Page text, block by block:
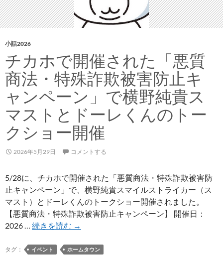
ナ
ー
シ
小話2026
チカホで開催された「悪質
商法・特殊詐欺被害防止キ
ャンペーン」で横野純貴ス
マストとドーレくんのトー
クショー開催
2026年5月29日 コメントする
5/28に、チカホで開催された「悪質商法・特殊詐欺被害防
止キャンペーン」で、横野純貴スマイルストライカー（ス
マスト）とドーレくんのトークショー開催されました。
【悪質商法・特殊詐欺被害防止キャンペーン】 開催日：
2026 … 続きを読む チ
ホ
→
タグ： イベント ホームタウン